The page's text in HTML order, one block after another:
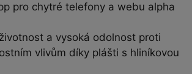
pro chytré telefony a webu alpha
a vysoká odolnost proti
vlivům díky plášti s hliníkovou